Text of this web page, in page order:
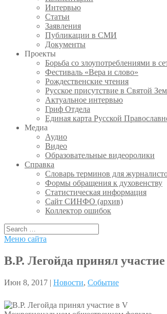
Интервью
Статьи
Заявления
Публикации в СМИ
Документы
Проекты
Борьба со злоупотреблениями в
Фестиваль «Вера и слово»
Рождественские чтения
Русское присутствие в Святой
Актуальное интервью
Гриф Отдела
Единая карта Русской
Медиа
Аудио
Видео
Образовательные видеоролики
Справка
Словарь терминов для
Формы обращения к духовенству
Статистическая информация
Сайт СИНФО (архив)
Коллектор ошибок
Меню сайта
В.Р. Легойда принял
Июн 8, 2017 | Новости, Событие